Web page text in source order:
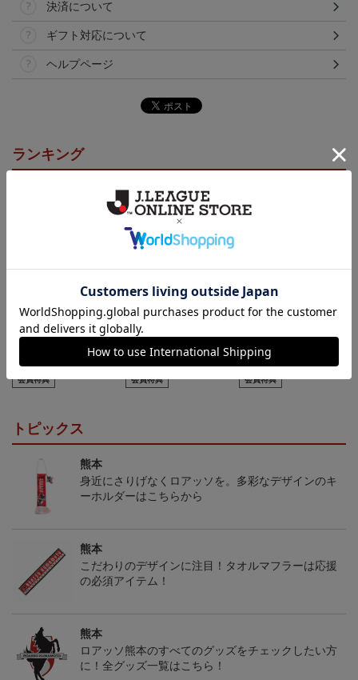
決済について
ギフト対応について
ヘルプページ
ランキング
カーサンシェード（傘
5,500円
会員特典
2026アロハシャツ
会員特典
2026コンフィットシャツ
（襟付き）
5,500円
会員特典
トピックス
熊本
身近にさりげなくロアッソを。多彩なデザインのキ
ーホルダーはこちらから
熊本
こだわりのデザインに注目！タオルマフラーは応援
の必須アイテム！
熊本
ロアッソ熊本のすべてのグッズをチェックしたい方
に！全グッズ一覧はこちら！